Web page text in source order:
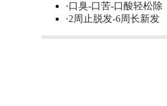
·口臭-口苦-口酸轻松除
·2周止脱发-6周长新发